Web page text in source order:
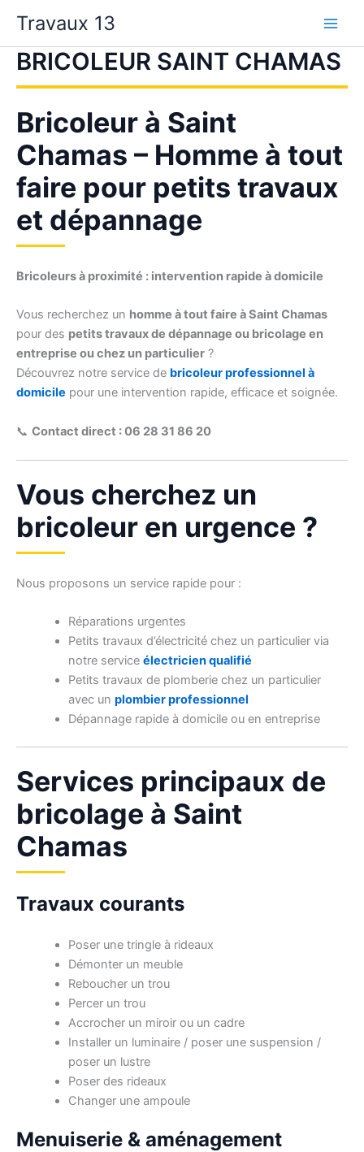
contenu
Travaux 13
BRICOLEUR SAINT CHAMAS
Bricoleur à Saint
Chamas – Homme à tout
faire pour petits travaux
et dépannage
Bricoleurs à proximité : intervention rapide à domicile
Vous recherchez un homme à tout faire à Saint Chamas
pour des petits travaux de dépannage ou bricolage en
entreprise ou chez un particulier ?
Découvrez notre service de bricoleur professionnel à
domicile pour une intervention rapide, efficace et soignée.
📞 Contact direct : 06 28 31 86 20
Vous cherchez un
bricoleur en urgence ?
Nous proposons un service rapide pour :
Réparations urgentes
Petits travaux d’électricité chez un particulier via
notre service électricien qualifié
Petits travaux de plomberie chez un particulier
avec un plombier professionnel
Dépannage rapide à domicile ou en entreprise
Services principaux de
bricolage à Saint
Chamas
Travaux courants
Poser une tringle à rideaux
Démonter un meuble
Reboucher un trou
Percer un trou
Accrocher un miroir ou un cadre
Installer un luminaire / poser une suspension /
poser un lustre
Poser des rideaux
Changer une ampoule
Menuiserie & aménagement